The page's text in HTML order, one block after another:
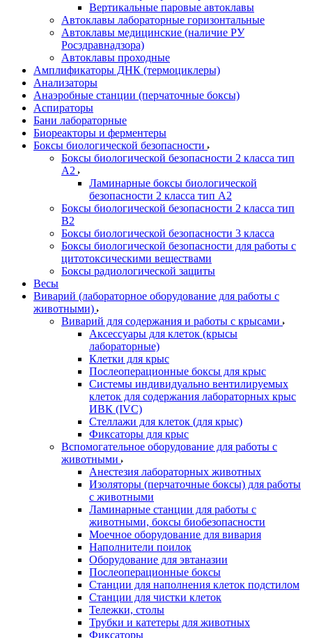
Вертикальные паровые автоклавы
Автоклавы лабораторные горизонтальные
Автоклавы медицинские (наличие РУ
Росздравнадзора)
Автоклавы проходные
Амплификаторы ДНК (термоциклеры)
Анализаторы
Анаэробные станции (перчаточные боксы)
Аспираторы
Бани лабораторные
Биореакторы и ферментеры
Боксы биологической безопасности
Боксы биологической безопасности 2 класса тип
A2
Ламинарные боксы биологической
безопасности 2 класса тип A2
Боксы биологической безопасности 2 класса тип
B2
Боксы биологической безопасности 3 класса
Боксы биологической безопасности для работы с
цитотоксическими веществами
Боксы радиологической защиты
Весы
Виварий (лабораторное оборудование для работы с
животными)
Виварий для содержания и работы с крысами
Аксессуары для клеток (крысы
лабораторные)
Клетки для крыс
Послеоперационные боксы для крыс
Системы индивидуально вентилируемых
клеток для содержания лабораторных крыс
ИВК (IVC)
Стеллажи для клеток (для крыс)
Фиксаторы для крыс
Вспомогательное оборудование для работы с
животными
Анестезия лабораторных животных
Изоляторы (перчаточные боксы) для работы
с животными
Ламинарные станции для работы с
животными, боксы биобезопасности
Моечное оборудование для вивария
Наполнители поилок
Оборудование для эвтаназии
Послеоперационные боксы
Станции для наполнения клеток подстилом
Станции для чистки клеток
Тележки, столы
Трубки и катетеры для животных
Фиксаторы